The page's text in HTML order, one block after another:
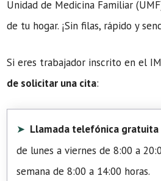
Unidad de Medicina Familiar
de tu hogar. ¡Sin filas, rápido y
Si eres trabajador inscrito en el
de solicitar una cita:
Llamada telefónica gratuita
de lunes a viernes de 8:00 a
semana de 8:00 a 14:00 horas.